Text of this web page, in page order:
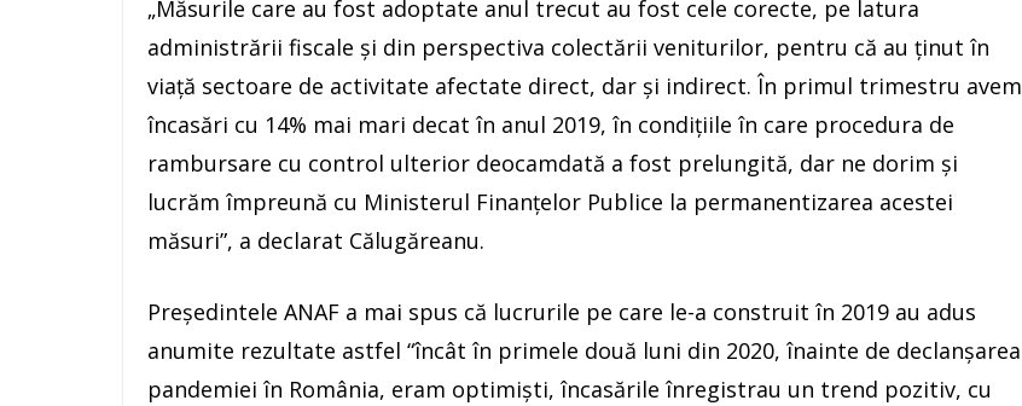
„Măsurile care au fost adoptate anul trecut au fost cele corecte, pe latura
administrării fiscale şi din perspectiva colectării veniturilor, pentru că au ţinut în
viaţă sectoare de activitate afectate direct, dar şi indirect. În primul trimestru avem
încasări cu 14% mai mari decat în anul 2019, în condiţiile în care procedura de
rambursare cu control ulterior deocamdată a fost prelungită, dar ne dorim şi
lucrăm împreună cu Ministerul Finanţelor Publice la permanentizarea acestei
măsuri”, a declarat Călugăreanu.
Preşedintele ANAF a mai spus că lucrurile pe care le-a construit în 2019 au adus
anumite rezultate astfel “încât în primele două luni din 2020, înainte de declanşarea
pandemiei în România, eram optimişti, încasările înregistrau un trend pozitiv, cu